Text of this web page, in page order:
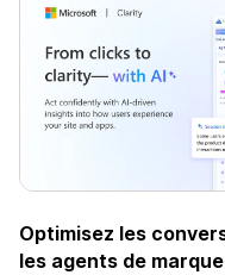
Optimisez les
les agents de